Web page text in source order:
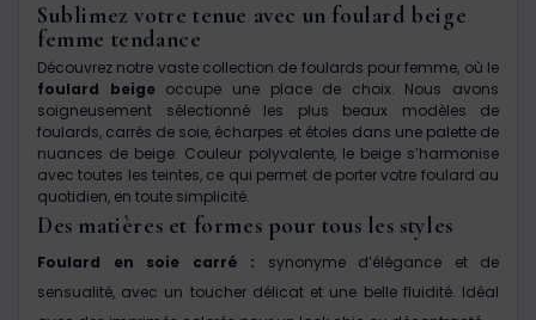
Sublimez votre tenue avec un foulard beige
femme tendance
Découvrez notre vaste collection de foulards pour femme, où le
foulard beigeoccupe une place de choix. Nous avons
soigneusement sélectionné les plus beaux modèles de
foulards, carrés de soie, écharpes et étoles dans une palette de
nuances de beige. Couleur polyvalente, le beige s’harmonise
avec toutes les teintes, ce qui permet de porter votre foulard au
quotidien, en toute simplicité.
Des matières et formes pour tous les styles
Foulard en soie carré : synonyme d’élégance et de
sensualité, avec un toucher délicat et une belle fluidité. Idéal